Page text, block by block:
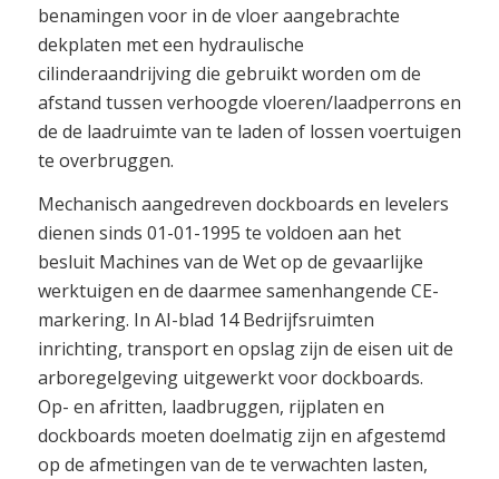
benamingen voor in de vloer aangebrachte
dekplaten met een hydraulische
cilinderaandrijving die gebruikt worden om de
afstand tussen verhoogde vloeren/laadperrons en
de de laadruimte van te laden of lossen voertuigen
te overbruggen.
Mechanisch aangedreven dockboards en levelers
dienen sinds 01-01-1995 te voldoen aan het
besluit Machines van de Wet op de gevaarlijke
werktuigen en de daarmee samenhangende CE-
markering. In AI-blad 14 Bedrijfsruimten 
inrichting, transport en opslag zijn de eisen uit de
arboregelgeving uitgewerkt voor dockboards.
Op- en afritten, laadbruggen, rijplaten en
dockboards moeten doelmatig zijn en afgestemd
op de afmetingen van de te verwachten lasten,